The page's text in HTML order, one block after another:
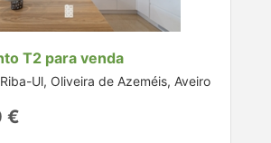
T2 para venda
Ul, Oliveira de Azeméis, Aveiro
€